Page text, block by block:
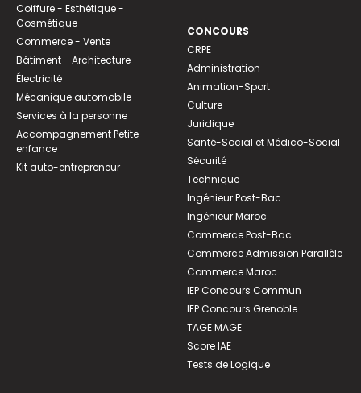
Coiffure - Esthétique -
Cosmétique
Commerce - Vente
Bâtiment - Architecture
Électricité
Mécanique automobile
Services à la personne
Accompagnement Petite
enfance
Kit auto-entrepreneur
CONCOURS
CRPE
Administration
Animation-Sport
Culture
Juridique
Santé-Social et Médico-Social
Sécurité
Technique
Ingénieur Post-Bac
Ingénieur Maroc
Commerce Post-Bac
Commerce Admission Parallèle
Commerce Maroc
IEP Concours Commun
IEP Concours Grenoble
TAGE MAGE
Score IAE
Tests de Logique